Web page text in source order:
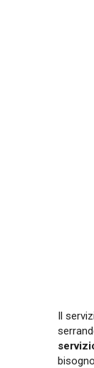
Il